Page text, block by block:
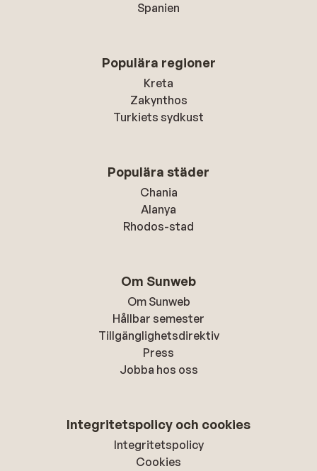
Spanien
Populära regioner
Kreta
Zakynthos
Turkiets sydkust
Populära städer
Chania
Alanya
Rhodos-stad
Om Sunweb
Om Sunweb
Hållbar semester
Tillgänglighetsdirektiv
Press
Jobba hos oss
Integritetspolicy och cookies
Integritetspolicy
Cookies